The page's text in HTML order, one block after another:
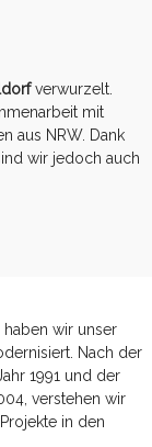
verwurzelt.
mit
aus NRW. Dank
wir jedoch auch
haben wir unser
Nach der
1991 und der
verstehen wir
in den